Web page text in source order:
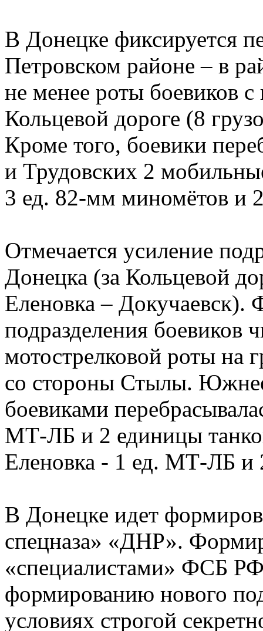
В Донецке фиксируется
Петровском районе – в
не менее роты боевиков с
Кольцевой дороге (8
Кроме того, боевики
и Трудовских 2
3 ед. 82-мм миномётов и
Отмечается усиление
Донецка (за Кольцевой
Еленовка – Докучаевск).
подразделения боевиков
мотострелковой роты на
со стороны Стылы.
боевиками
МТ-ЛБ и 2 единицы
Еленовка - 1 ед. МТ-ЛБ
В Донецке идет
спецназа» «ДНР».
«специалистами» ФСБ
формированию нового
условиях строгой